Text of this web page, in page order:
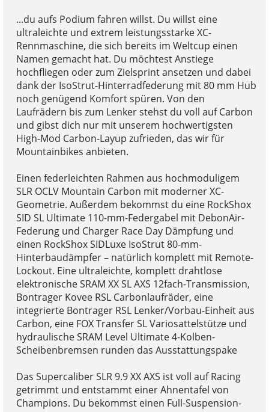
...du aufs Podium fahren willst. Du willst eine
ultraleichte und extrem leistungsstarke XC-
Rennmaschine, die sich bereits im Weltcup einen
Namen gemacht hat. Du möchtest Anstiege
hochfliegen oder zum Zielsprint ansetzen und dabei
dank der IsoStrut-Hinterradfederung mit 80 mm Hub
noch genügend Komfort spüren. Von den
Laufrädern bis zum Lenker stehst du voll auf Carbon
und gibst dich nur mit unserem hochwertigsten
High-Mod Carbon-Layup zufrieden, das wir für
Mountainbikes anbieten.
Einen federleichten Rahmen aus hochmoduligem
SLR OCLV Mountain Carbon mit moderner XC-
Geometrie. Außerdem bekommst du eine RockShox
SID SL Ultimate 110-mm-Federgabel mit DebonAir-
Federung und Charger Race Day Dämpfung und
einen RockShox SIDLuxe IsoStrut 80-mm-
Hinterbaudämpfer – natürlich komplett mit Remote-
Lockout. Eine ultraleichte, komplett drahtlose
elektronische SRAM XX SL AXS 12fach-Transmission,
Bontrager Kovee RSL Carbonlaufräder, eine
integrierte Bontrager RSL Lenker/Vorbau-Einheit aus
Carbon, eine FOX Transfer SL Variosattelstütze und
hydraulische SRAM Level Ultimate 4-Kolben-
Scheibenbremsen runden das Ausstattungspake
Das Supercaliber SLR 9.9 XX AXS ist voll auf Racing
getrimmt und entstammt einer Ahnentafel von
Champions. Du bekommst einen Full-Suspension-